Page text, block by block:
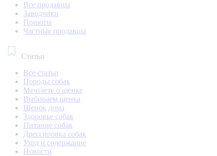
Все продавцы
Заводчики
Приюты
Частные продавцы
Статьи
Все статьи
Породы собак
Мечтаете о щенке
Выбираем щенка
Щенок дома
Здоровье собак
Питание собак
Дрессировка собак
Уход и содержание
Новости